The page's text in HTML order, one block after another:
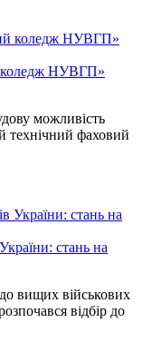
коледж НУВГП»
можливість
технічний фаховий
стань на
вищих військових
відбір до